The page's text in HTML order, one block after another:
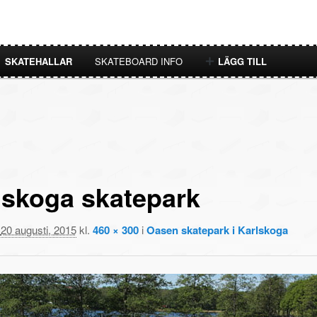
SKATEHALLAR SKATEBOARD INFO LÄGG TILL
skatepark
20 augusti, 2015kl. 460 × 300iOasen skatepark i Karlskoga